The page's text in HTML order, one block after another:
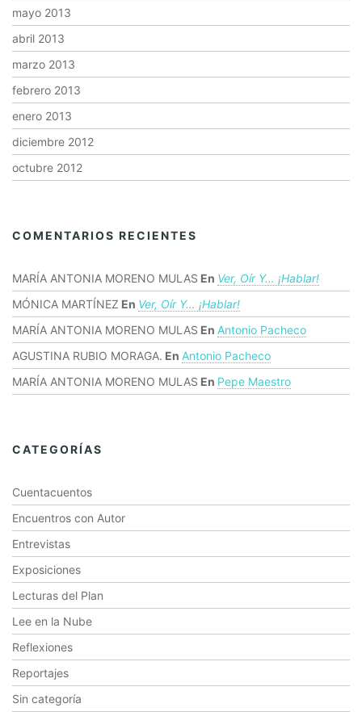
mayo 2013
abril 2013
marzo 2013
febrero 2013
enero 2013
diciembre 2012
octubre 2012
COMENTARIOS RECIENTES
MARÍA ANTONIA MORENO MULAS En Ver, Oír Y… ¡hablar!
MÓNICA MARTÍNEZ En Ver, Oír Y… ¡hablar!
MARÍA ANTONIA MORENO MULAS En Antonio Pacheco
AGUSTINA RUBIO MORAGA. En Antonio Pacheco
MARÍA ANTONIA MORENO MULAS En Pepe Maestro
CATEGORÍAS
Cuentacuentos
Encuentros con Autor
Entrevistas
Exposiciones
Lecturas del Plan
Lee en la Nube
Reflexiones
Reportajes
Sin categoría